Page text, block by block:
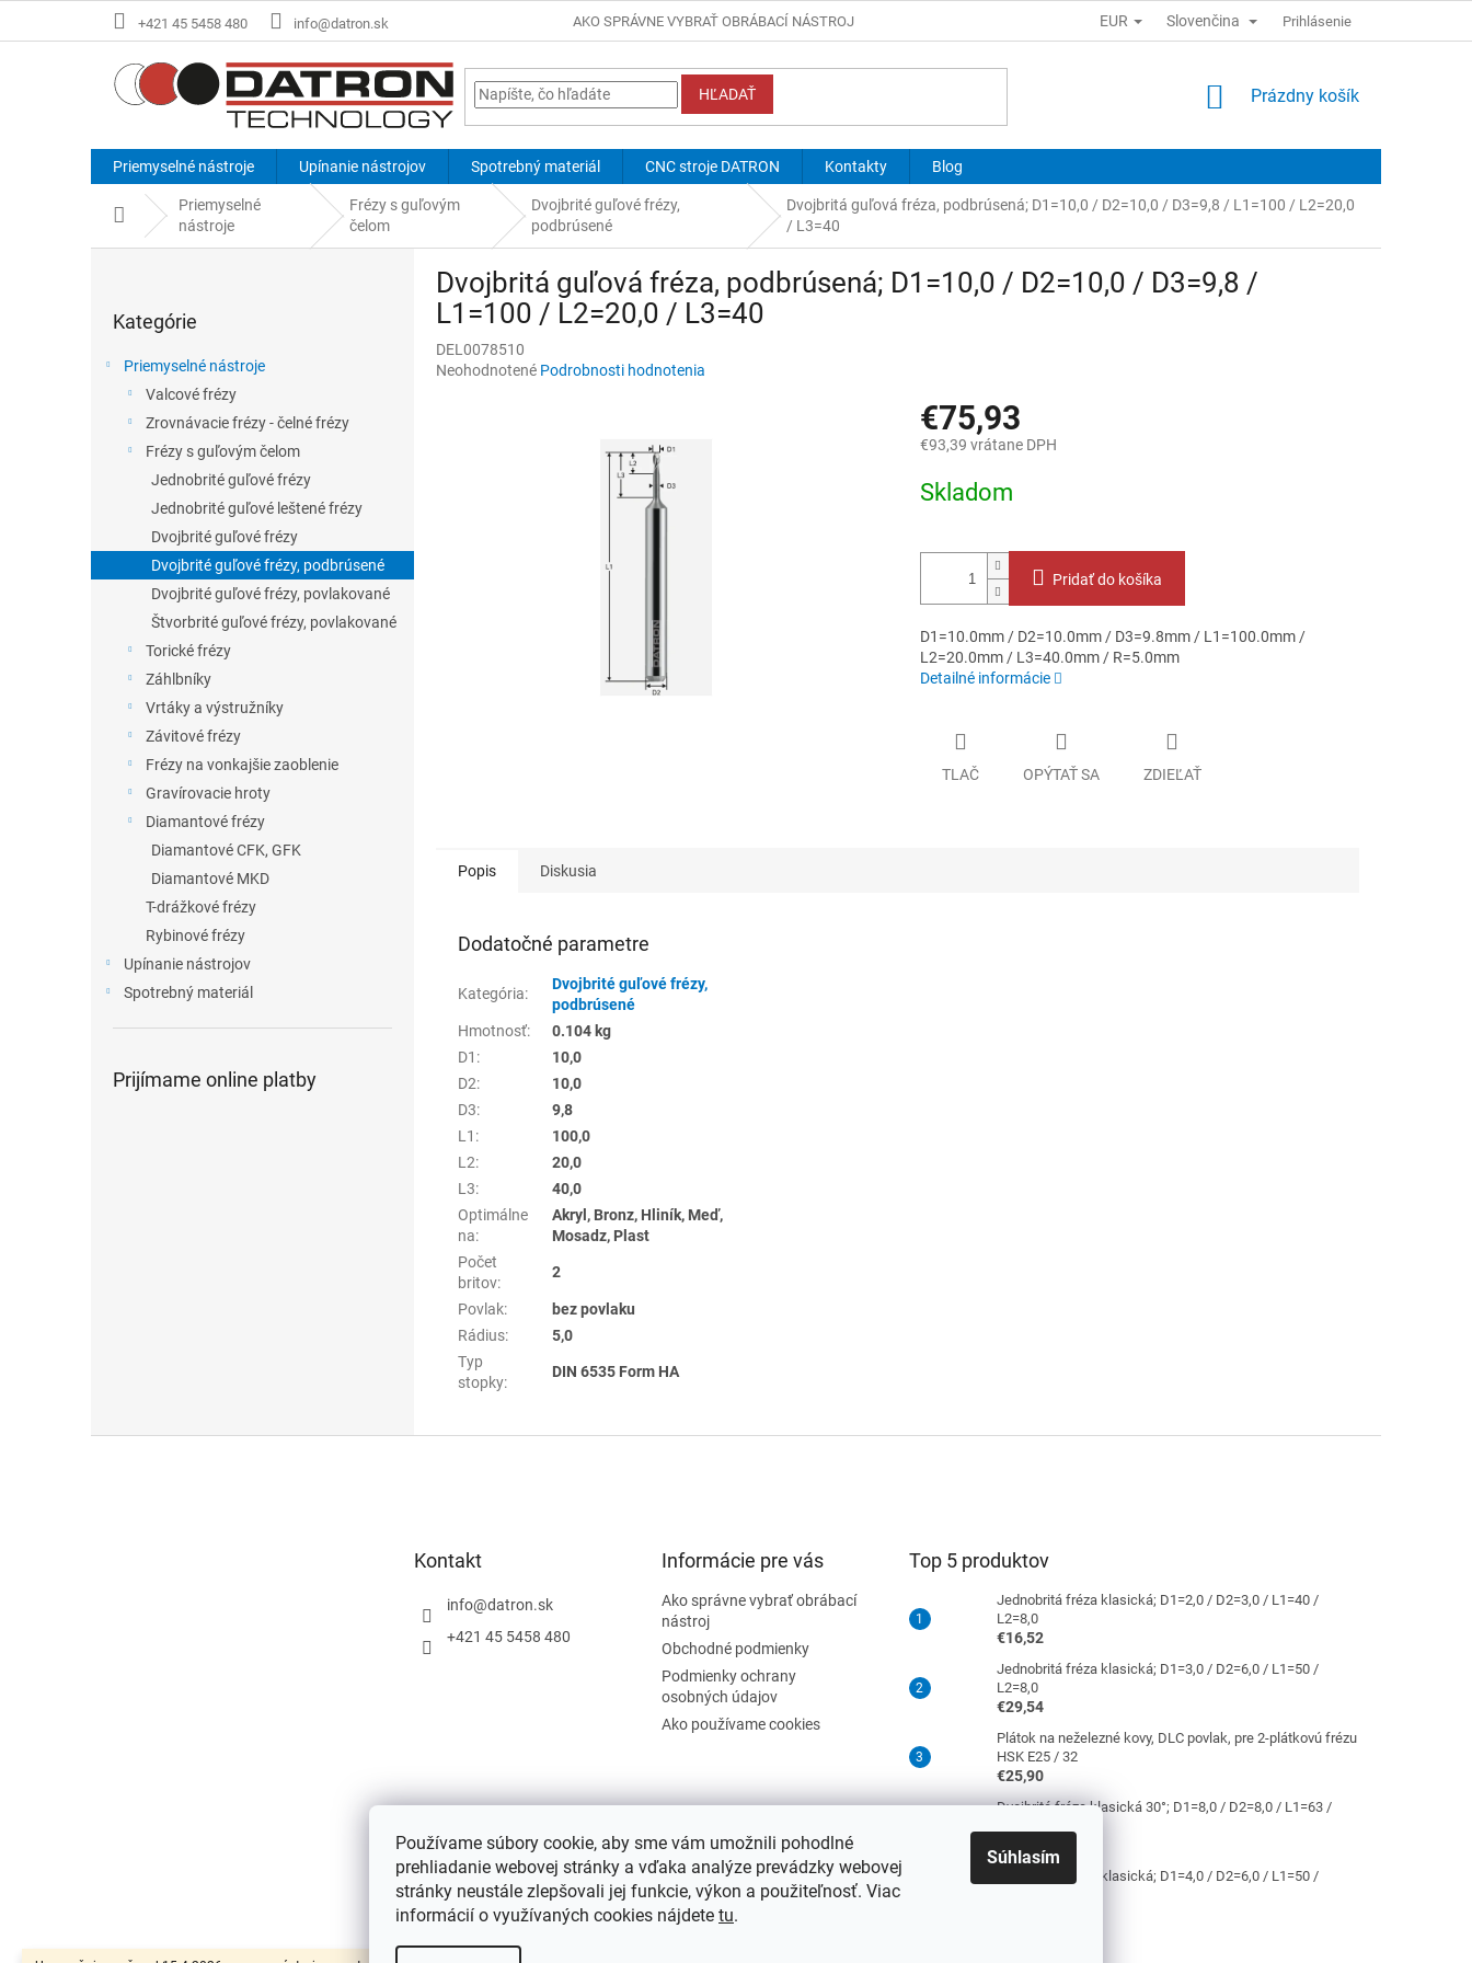
Používame súbory cookie, aby sme vám umožnili pohodlné
prehliadanie webovej stránky a vďaka analýze prevádzky webovej
stránky neustále zlepšovali jej funkcie, výkon a použiteľnosť. Viac
informácií o využívaných cookies nájdete tu.
Súhlasím
+421 45 5458 480 info@datron.sk AKO SPRÁVNE VYBRAŤ OBRÁBACÍ NÁSTROJ EUR Slovenčina Prihlásenie
HĽADAŤ
NÁKUPNÝ
Prázdny košík
Priemyselné nástroje Upínanie nástrojov Spotrebný materiál CNC stroje DATRON Kontakty Blog
Domov
Priemyselné
nástroje
Frézy s guľovým
čelom
Dvojbrité guľové frézy,
podbrúsené
Dvojbritá guľová fréza, podbrúsená; D1=10,0 / D2=10,0 / D3=9,8 / L1=100 / L2=20,0
/ L3=40
kategórie
Kategórie
Priemyselné nástroje
Valcové frézy
Zrovnávacie frézy - čelné frézy
Frézy s guľovým čelom
Jednobrité guľové frézy
Jednobrité guľové leštené frézy
Dvojbrité guľové frézy
Dvojbrité guľové frézy, podbrúsené
Dvojbrité guľové frézy, povlakované
Štvorbrité guľové frézy, povlakované
Torické frézy
Záhlbníky
Vrtáky a výstružníky
Závitové frézy
Frézy na vonkajšie zaoblenie
Gravírovacie hroty
Diamantové frézy
Diamantové CFK, GFK
Diamantové MKD
T-drážkové frézy
Rybinové frézy
Upínanie nástrojov
Spotrebný materiál
Prijímame online platby
Dvojbritá guľová fréza, podbrúsená; D1=10,0 / D2=10,0 / D3=9,8 /
L1=100 / L2=20,0 / L3=40
DEL0078510
Priemerné
Neohodnotené Podrobnosti hodnotenia
€75,93
€93,39 vrátane DPH
cena:
Skladom
Pridať do košíka
D1=10.0mm / D2=10.0mm / D3=9.8mm / L1=100.0mm /
L2=20.0mm / L3=40.0mm / R=5.0mm
Detailné informácie
TLAČ OPÝTAŤ SA ZDIEĽAŤ
Popis Diskusia
Dodatočné parametre
Kategória:
Dvojbrité guľové frézy,
podbrúsené
Hmotnosť:
0.104 kg
D1 :
10,0
D2:
10,0
D3:
9,8
L1 :
100,0
L2:
20,0
L3:
40,0
Optimálne
na:
Akryl, Bronz, Hliník, Meď,
Mosadz, Plast
Počet
britov:
2
Povlak:
bez povlaku
Rádius:
5,0
Typ
stopky:
DIN 6535 Form HA
Kontakt
info@datron.sk
+421 45 5458 480
Informácie pre vás
Ako správne vybrať obrábací
nástroj
Obchodné podmienky
Podmienky ochrany
osobných údajov
Ako používame cookies
Top 5 produktov
Jednobritá fréza klasická; D1=2,0 / D2=3,0 / L1=40 /
L2=8,0
€16,52
Jednobritá fréza klasická; D1=3,0 / D2=6,0 / L1=50 /
L2=8,0
€29,54
Plátok na neželezné kovy, DLC povlak, pre 2-plátkovú frézu
HSK E25 / 32
€25,90
Dvojbritá fréza klasická 30°; D1=8,0 / D2=8,0 / L1=63 /
Jednobritá fréza klasická; D1=4,0 / D2=6,0 / L1=50 /